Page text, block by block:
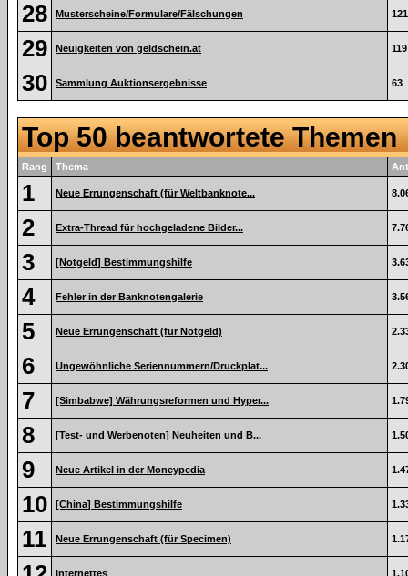
28 Musterscheine/Formulare/Fälschungen 121
29 Neuigkeiten von geldschein.at 119
30 Sammlung Auktionsergebnisse 63
Top 50 beantwortete Themen
Rang Thema
1 Neue Errungenschaft (für Weltbanknote...
2 Extra-Thread für hochgeladene Bilder...
3 [Notgeld] Bestimmungshilfe
4 Fehler in der Banknotengalerie
5 Neue Errungenschaft (für Notgeld)
6 Ungewöhnliche Seriennummern/Druckplat...
7 [Simbabwe] Währungsreformen und Hyper...
8 [Test- und Werbenoten] Neuheiten und B...
9 Neue Artikel in der Moneypedia
10 [China] Bestimmungshilfe
11 Neue Errungenschaft (für Specimen)
Internettes